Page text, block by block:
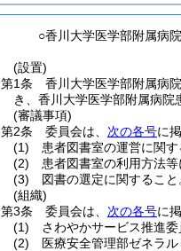
○香川大学医学部附属病
(設置)
第1条
香川大学医学部附属病
き、香川大学医学部附属病院
(審議事項)
第2条
委員会は、 次の各号に
(1)
患者図書室の運営に関す
(2)
患者図書室の利用方法等
(3)
図書の選定に関すること
(組織)
第3条
委員会は、 次の各号に
(1)
さわやかサービス推進
(2)
医療安全管理部ゼネラ